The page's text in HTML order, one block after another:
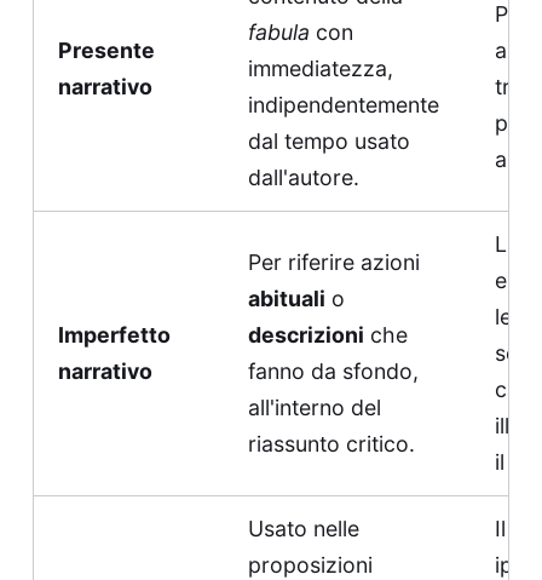
Presente
narrativo
fabula con
immediatezza,
indipendentemente
dal tempo usato
dall'autore.
alla
Imperfetto
narrativo
Per riferire azioni
abituali o
descrizioni che
fanno da sfondo,
all'interno del
riassunto critico.
La
era
il
Usato nelle
proposizioni
Il